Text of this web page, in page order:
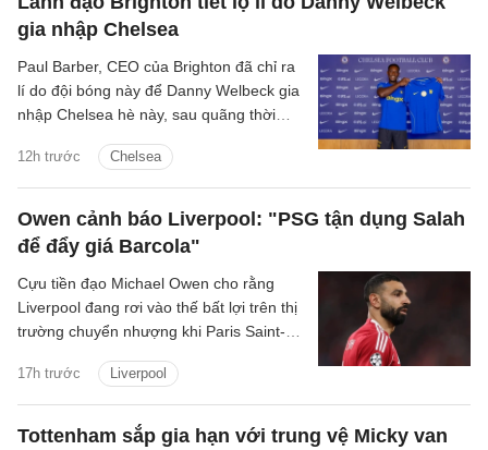
gia nhập Chelsea
12h trước Chelsea
Paul Barber, CEO của Brighton đã chỉ ra
lí do đội bóng này để Danny Welbeck gia
nhập Chelsea hè này, sau quãng thời
Owen cảnh báo Liverpool: "PSG tận dụng Salah
để đẩy giá Barcola"
17h trước Liverpool
Cựu tiền đạo Michael Owen cho rằng
Liverpool đang rơi vào thế bất lợi trên thị
trường chuyển nhượng khi Paris Saint-
người thay Mohamed Salah để đẩy giá
Bradley Barcola lên mức rất cao.
Tottenham sắp gia hạn với trung vệ Micky van